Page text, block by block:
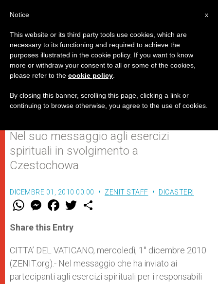
Il Papa chiede un rinnovato
impegno nel servizio ai fratelli
bisognosi
Nel suo messaggio agli esercizi
spirituali in svolgimento a
Czestochowa
DICEMBRE 01, 2010 00:00 ZENIT STAFF DICASTERI
W
t
s
p
p
M
e
s
e
g
e
r
F
a
e
b
o
k
w
r
Share this Entry
CITTA’ DEL VATICANO, mercoledì, 1° dicembre 2010
(ZENIT.org).- Nel messaggio che ha inviato ai
partecipanti agli esercizi spirituali per i responsabili
x
Notice
This website or its third party tools use cookies, which are
necessary to its functioning and required to achieve the
purposes illustrated in the cookie policy. If you want to know
more or withdraw your consent to all or some of the cookies,
please refer to the cookie policy
By closing this banner, scrolling this page, clicking a link or
continuing to browse otherwise, you agree to the use of cookies.